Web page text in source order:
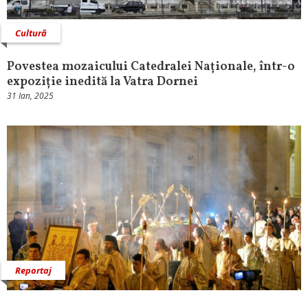
Cultură
Povestea mozaicului Catedralei Naționale, într-o
expoziție inedită la Vatra Dornei
31 Ian, 2025
Reportaj